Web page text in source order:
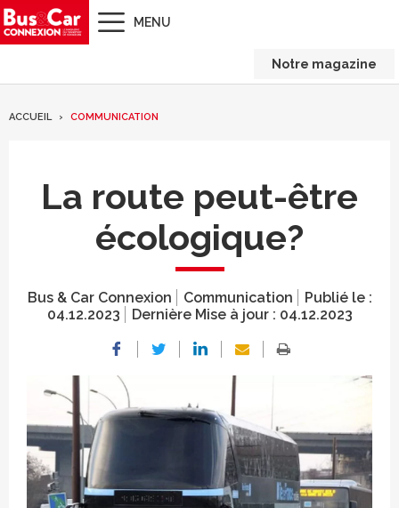
MENU
Notre magazine
ACCUEIL COMMUNICATION
La route peut-être
écologique?
Bus & Car Connexion Communication
Publié le :
04.12.2023
Dernière Mise à jour : 04.12.2023